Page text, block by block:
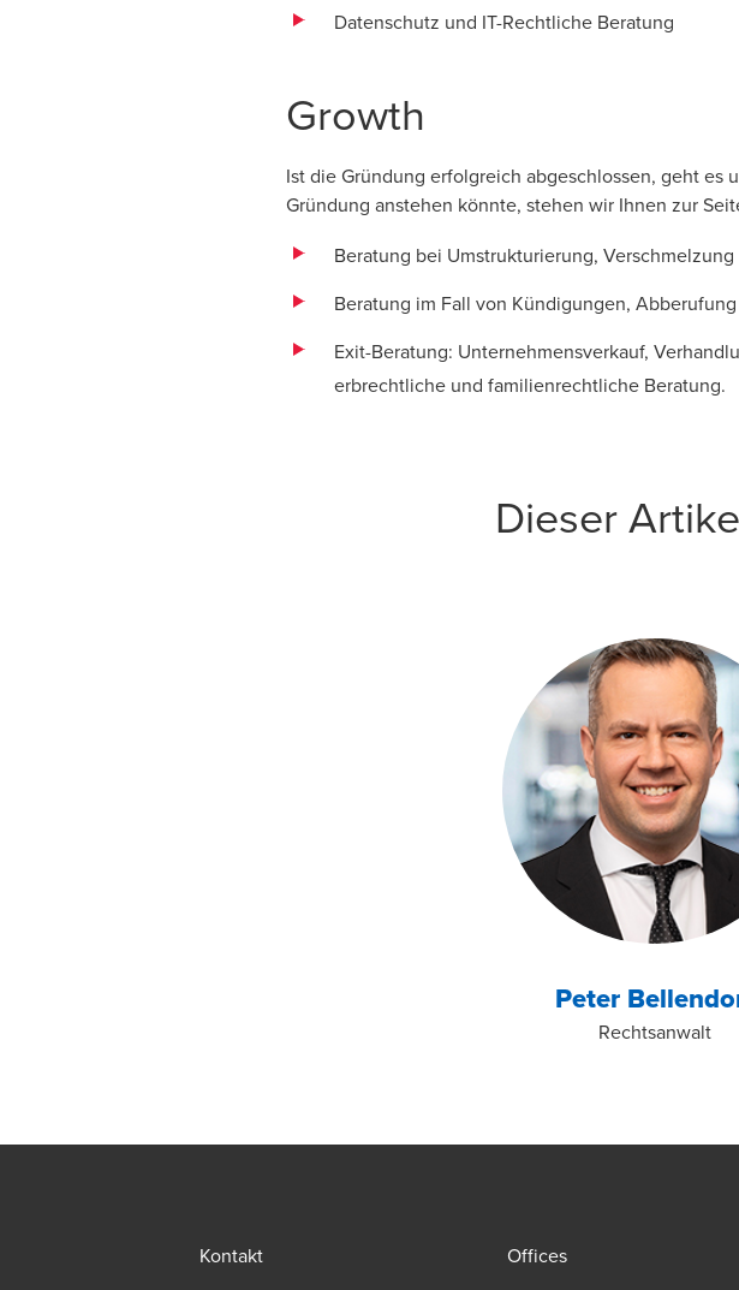
Datenschutz und IT-Rechtliche Beratung
Growth
Ist die Gründung erfolgreich abgeschlossen, geht es
Gründung anstehen könnte, stehen wir Ihnen zur
Beratung bei Umstrukturierung,
Beratung im Fall von Kündigungen,
Exit-Beratung: Unternehmensverkauf,
erbrechtliche und familienrechtliche Beratung.
Dieser
Peter
Rechtsanwalt
Kontakt Offices